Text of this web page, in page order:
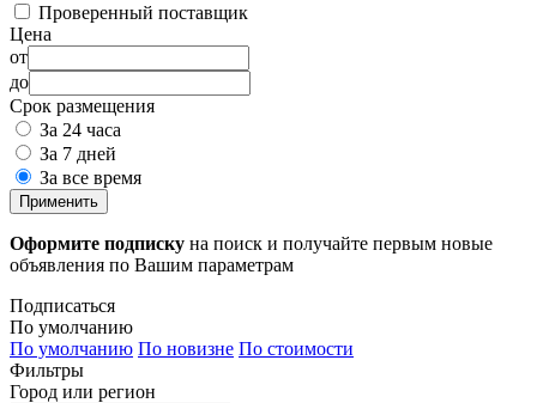
Проверенный поставщик
Цена
от
до
Срок размещения
За 24 часа
За 7 дней
За все время
Применить
Оформите подписку на поиск и получайте первым новые
объявления по Вашим параметрам
Подписаться
По умолчанию
По умолчанию По новизне По стоимости
Фильтры
Город или регион